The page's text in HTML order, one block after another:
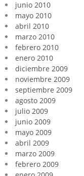
junio 2010
mayo 2010
abril 2010
marzo 2010
febrero 2010
enero 2010
diciembre 2009
noviembre 2009
septiembre 2009
agosto 2009
julio 2009
junio 2009
mayo 2009
abril 2009
marzo 2009
febrero 2009